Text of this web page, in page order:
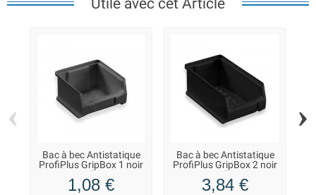
Utile avec cet Article
Bac à bec Antistatique
ProfiPlus GripBox 1 noir
Allit
1,08 €
Bac à bec Antistatique
ProfiPlus GripBox 2 noir
Allit
3,84 €
‹ ›